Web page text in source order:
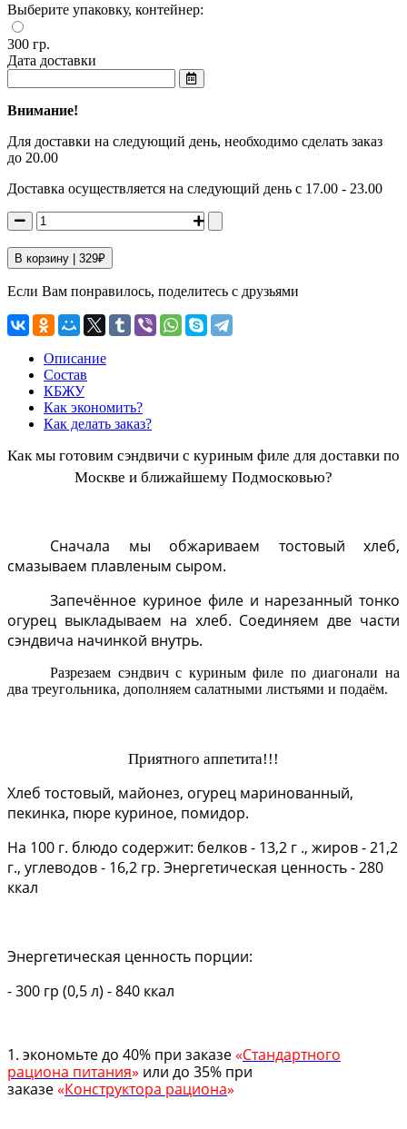
Выберите упаковку, контейнер:
300 гр.
Дата доставки
Внимание!
Для доставки на следующий день, необходимо сделать заказ
до 20.00
Доставка осуществляется на следующий день с 17.00 - 23.00
В корзину | 329₽
Если Вам понравилось, поделитесь с друзьями
Описание
Состав
КБЖУ
Как экономить?
Как делать заказ?
Как мы готовим сэндвичи с куриным филе для доставки по
Москве и ближайшему Подмосковью?
Сначала мы обжариваем тостовый хлеб,
смазываем плавленым сыром.
Запечённое куриное филе и нарезанный тонко
огурец выкладываем на хлеб. Соединяем две части
сэндвича начинкой внутрь.
Разрезаем сэндвич с куринымфиле по диагонали на
два треугольника, дополняем салатными листьями и подаём.
Приятного аппетита!!!
Хлеб тостовый, майонез, огурец маринованный,
пекинка, пюре куриное, помидор.
На 100 г. блюдо содержит: белков - 13,2 г ., жиров - 21,2
г., углеводов - 16,2 гр. Энергетическая ценность - 280
ккал
Энергетическая ценность порции:
- 300 гр (0,5 л) - 840 ккал
1. экономьте до 40% при заказе«Стандартного
рациона питания» или до 35% при
заказе«Конструктора рациона»